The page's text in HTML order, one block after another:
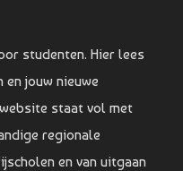
studenten. Hier lees
jouw nieuwe
staat vol met
regionale
en van uitgaan